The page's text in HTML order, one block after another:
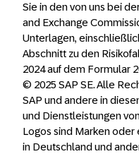
Sie in den von uns bei
and Exchange
Unterlagen,
Abschnitt zu den
2024 auf dem Formular
© 2025 SAP SE. Alle
SAP und andere in
und Dienstleistungen
Logos sind Marken oder
in Deutschland und